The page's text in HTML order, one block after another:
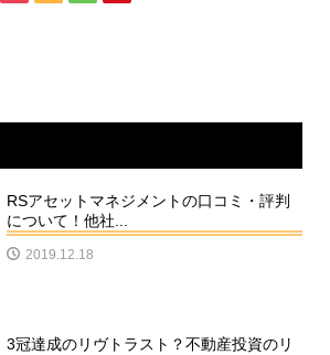
RSアセットマネジメントの口コミ・評判
について！他社...
2019.12.18
3冠達成のリヴトラスト？不動産投資のリ